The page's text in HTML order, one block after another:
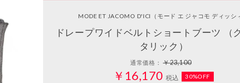
MODE ET JACOMO D'ICI （モード エ ジャコモ ディッシ
ドレープワイドベルトショートブーツ （
タリック）
通常価格：￥23,100
￥16,170 税込
30%OFF